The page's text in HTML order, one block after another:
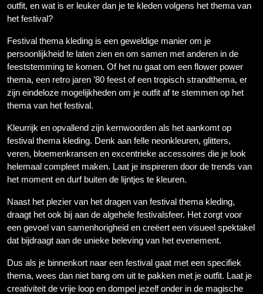
outfit, en wat is er leuker dan je te kleden volgens het thema van
het festival?
Festival thema kleding is een geweldige manier om je
persoonlijkheid te laten zien en om samen met anderen in de
feeststemming te komen. Of het nu gaat om een flower power
thema, een retro jaren ’80 feest of een tropisch strandthema, er
zijn eindeloze mogelijkheden om je outfit af te stemmen op het
thema van het festival.
Kleurrijk en opvallend zijn kernwoorden als het aankomt op
festival thema kleding. Denk aan felle neonkleuren, glitters,
veren, bloemenkransen en excentrieke accessoires die je look
helemaal compleet maken. Laat je inspireren door de trends van
het moment en durf buiten de lijntjes te kleuren.
Naast het plezier van het dragen van festival thema kleding,
draagt het ook bij aan de algehele festivalsfeer. Het zorgt voor
een gevoel van samenhorigheid en creëert een visueel spektakel
dat bijdraagt aan de unieke beleving van het evenement.
Dus als je binnenkort naar een festival gaat met een specifiek
thema, wees dan niet bang om uit te pakken met je outfit. Laat je
creativiteit de vrije loop en dompel jezelf onder in de magische